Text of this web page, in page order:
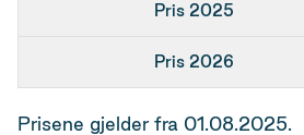
Prisene gjelder fra 01.08.2025.